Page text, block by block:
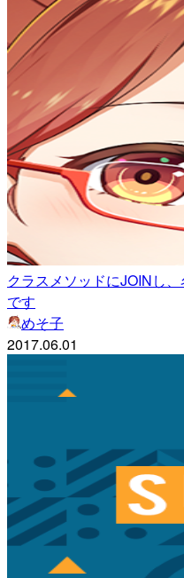
クラスメソッドにJOINし
です
めそ子
2017.06.01